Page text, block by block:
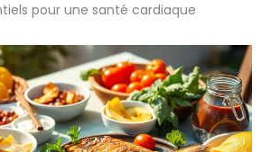
pour une santé cardiaque